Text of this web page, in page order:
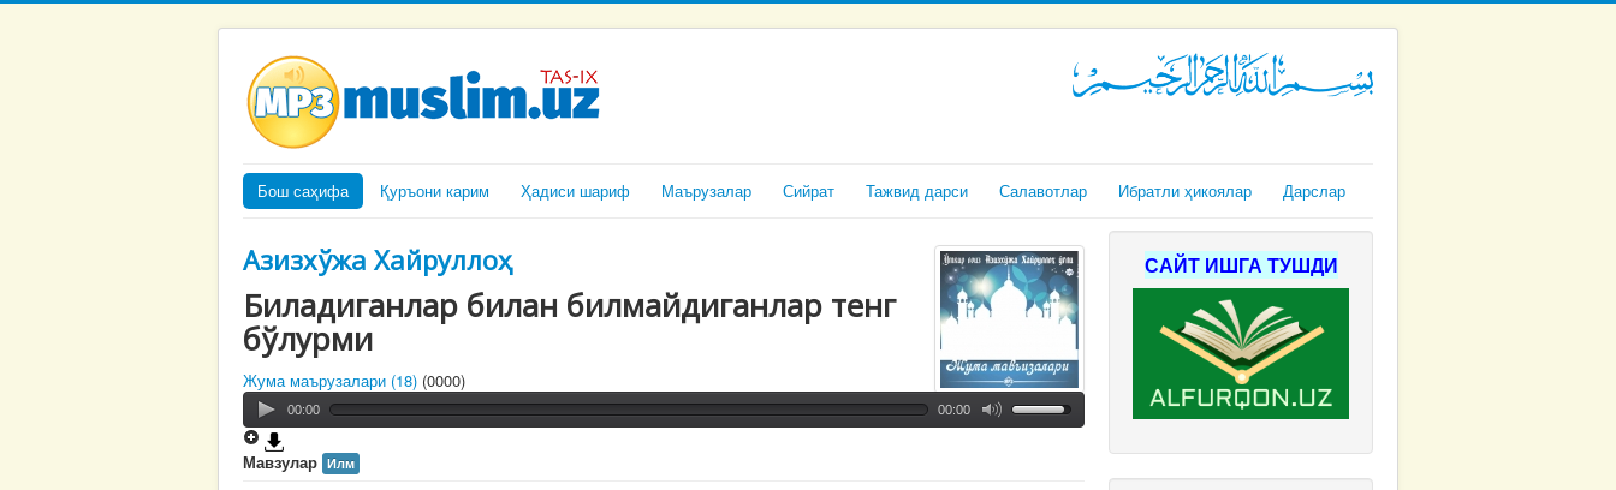
Бош саҳифа Қуръони карим Ҳадиси шариф Маърузалар Сийрат Тажвид дарси Салавотлар Ибратли ҳикоялар Дарслар
Азизхўжа Хайруллоҳ
Биладиганлар билан билмайдиганлар тенг
бўлурми
Жума маърузалари (18) (0000)
00:00 00:00
Мавзулар Илм
САЙТ ИШГА ТУШДИ